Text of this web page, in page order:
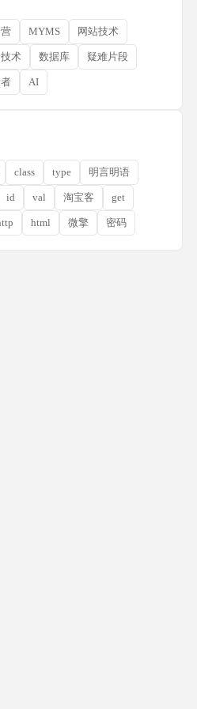
MYMS 网站技术
术 数据库 疑难片段
AI
class type 明言明语
id val 淘宝客 get
html 微擎 密码